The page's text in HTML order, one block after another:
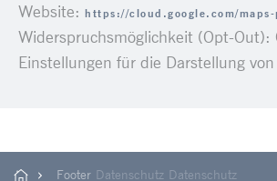
Website: https://cloud.google.com/
Widerspruchsmöglichkeit (Opt-Out):
Einstellungen für die Darstellung
Footer Datenschutz Datenschutz